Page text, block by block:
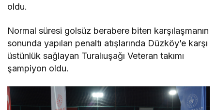
oldu.
Normal süresi golsüz berabere biten karşılaşmanın
sonunda yapılan penaltı atışlarında Düzköy’e karşı
üstünlük sağlayan Turalıuşağı Veteran takımı
şampiyon oldu.